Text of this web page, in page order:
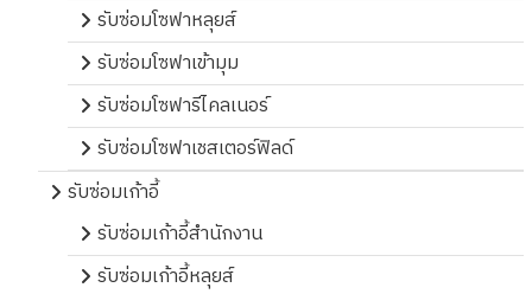
รับซ่อมโซฟาหลุยส์
รับซ่อมโซฟาเข้ามุม
รับซ่อมโซฟารีไคลเนอร์
รับซ่อมโซฟาเชสเตอร์ฟิลด์
รับซ่อมเก้าอี้
รับซ่อมเก้าอี้สำนักงาน
รับซ่อมเก้าอี้หลุยส์